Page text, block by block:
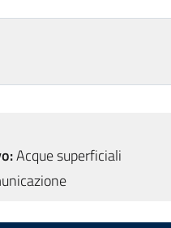
Acque superficiali